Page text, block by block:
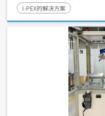
I-PEX的解决方案